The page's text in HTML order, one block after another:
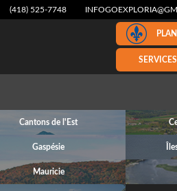
(418) 525-7748
Cantons de l'Est
Gaspésie
Mauricie